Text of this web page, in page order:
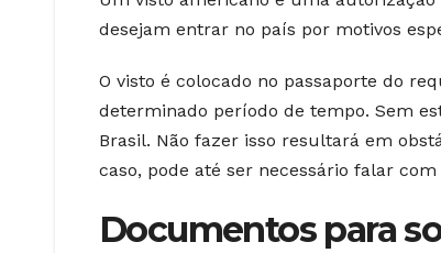
desejam entrar no país por motivos
O visto é colocado no passaporte do
determinado período de tempo. Sem
Brasil. Não fazer isso resultará em
caso, pode até ser necessário falar
Documentos para